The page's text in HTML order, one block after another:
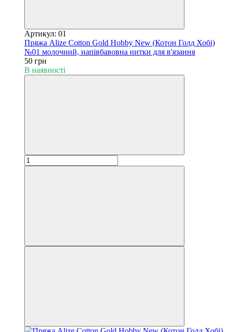
Артикул: 01
Пряжа Alize Cotton Gold Hobby New (Котон Голд Хобі)
№01 молочний, напівбавовна нитки для в'язання
50 грн
В наявності